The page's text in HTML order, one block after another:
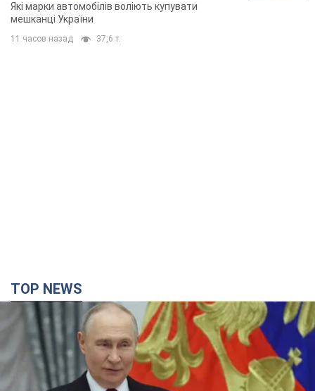
Які марки автомобілів воліють купувати
мешканці України
11 часов назад 37,6 т.
TOP NEWS